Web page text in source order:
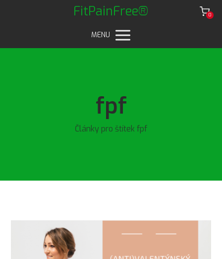
FitPainFree® 0
MENU
fpf
Články pro štítek fpf